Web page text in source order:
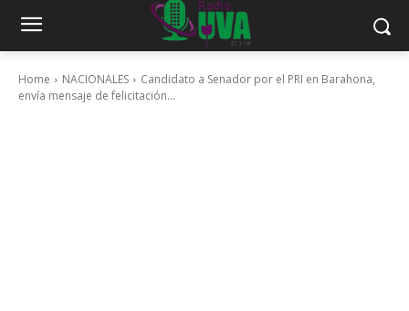
Home NACIONALES
Candidato a Senador por el PRI en Barahona,
envía mensaje de felicitación...